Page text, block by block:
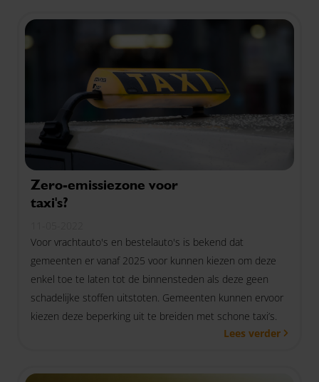
Zero-emissiezone voor
taxi's?
Voor vrachtauto's en bestelauto's is bekend dat
gemeenten er vanaf 2025 voor kunnen kiezen om deze
enkel toe te laten tot de binnensteden als deze geen
schadelijke stoffen uitstoten. Gemeenten kunnen ervoor
kiezen deze beperking uit te breiden met schone taxi’s.
Lees verder